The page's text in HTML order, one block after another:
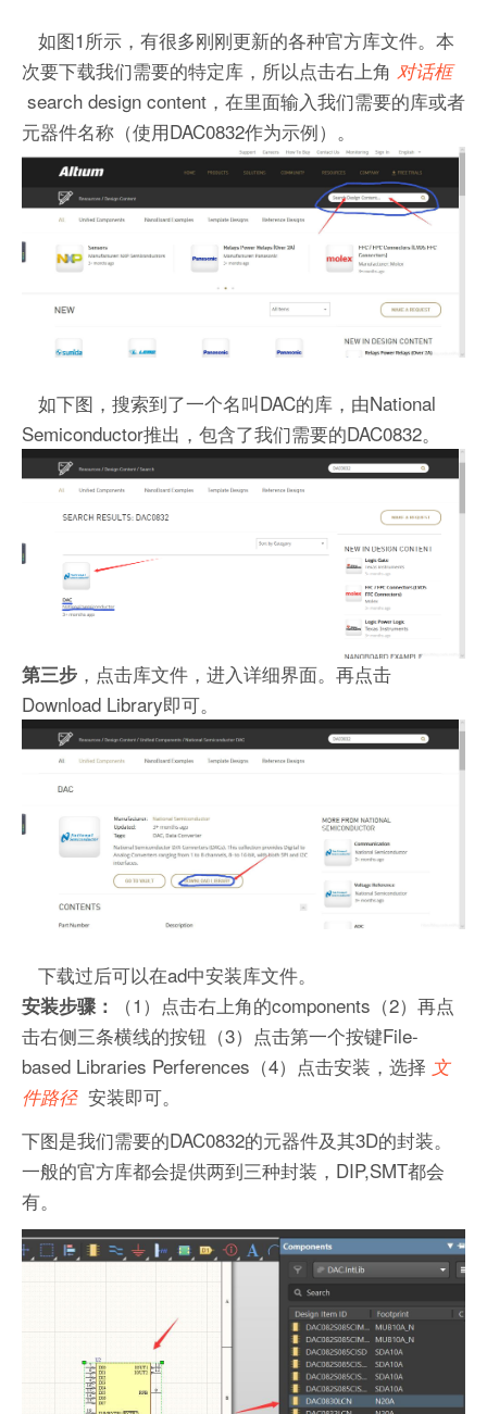
如图1所示，有很多刚刚更新的各种官方库文件。本
次要下载我们需要的特定库，所以点击右上角 对话框
search design content，在里面输入我们需要的库或者
元器件名称（使用DAC0832作为示例）。
如下图，搜索到了一个名叫DAC的库，由National
Semiconductor推出，包含了我们需要的DAC0832。
第三步 ，点击库文件，进入详细界面。再点击
Download Library即可。
下载过后可以在ad中安装库文件。
安装步骤：
（1）点击右上角的components（2）再点
击右侧三条横线的按钮（3）点击第一个按键File-
based Libraries Perferences（4）点击安装，选择 文
件路径 安装即可。
下图是我们需要的DAC0832的元器件及其3D的封装。
一般的官方库都会提供两到三种封装，DIP,SMT都会
有。